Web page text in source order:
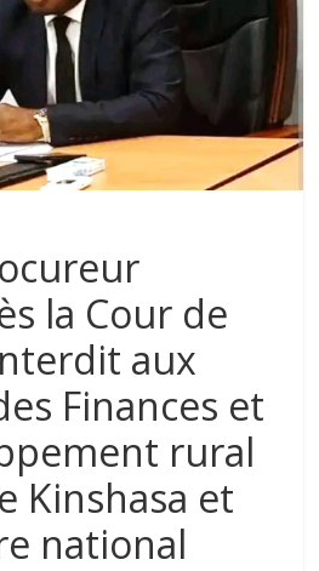
la Cour de
aux
Finances et
rural
Kinshasa et
national